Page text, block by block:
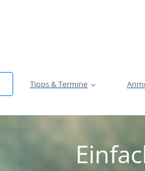
Tipps & Termine